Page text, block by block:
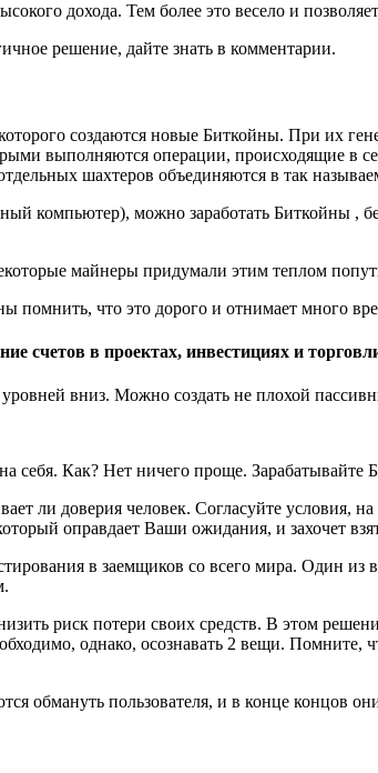
дохода. Тем более это весело и
решение, дайте знать в комментарии.
создаются новые Биткойны. При их
выполняются операции, происходящие в
шахтеров объединяются в так
компьютер), можно заработать Биткойны ,
майнеры придумали этим теплом
помнить, что это дорого и отнимает много
счетов в проектах, инвестициях и
вниз. Можно создать не плохой
себя. Как? Нет ничего проще.
ли доверия человек. Согласуйте условия,
оправдает Ваши ожидания, и захочет
в заемщиков со всего мира. Один из
риск потери своих средств. В этом
однако, осознавать 2 вещи. Помните,
обмануть пользователя, и в конце концов